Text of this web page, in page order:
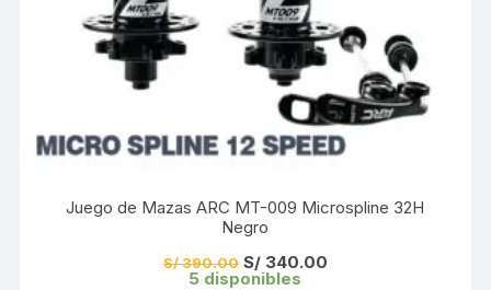
Juego de Mazas ARC MT-009 Microspline 32H
Negro
S/390.00 El
precio
S/340.00El
5 disponibles